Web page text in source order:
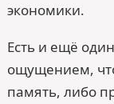
экономики.
Есть и ещё
ощущением,
память, либо